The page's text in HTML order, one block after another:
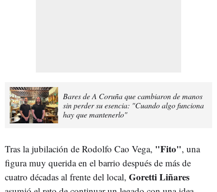
Bares de A Coruña que cambiaron de manos
sin perder su esencia: "Cuando algo funciona
hay que mantenerlo"
Tras la jubilación de Rodolfo Cao Vega, "Fito", una
figura muy querida en el barrio después de más de
cuatro décadas al frente del local, Goretti Liñares